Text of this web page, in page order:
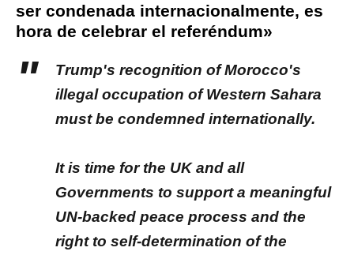
ser condenada internacionalmente, es
hora de celebrar el referéndum»
Trump's recognition of Morocco's
illegal occupation of Western Sahara
must be condemned internationally.
It is time for the UK and all
Governments to support a meaningful
UN-backed peace process and the
right to self-determination of the